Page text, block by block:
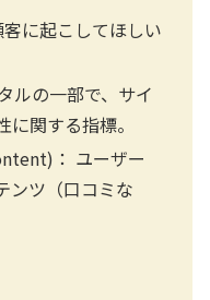
客に起こしてほしい
ルの一部で、サイ
に関する指標。
： ユーザー
ンツ（口コミな